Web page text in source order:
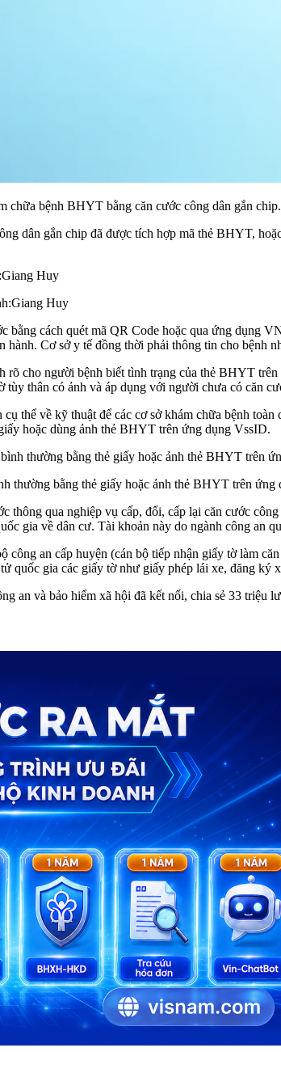
chữa bệnh BHYT bằng căn cước công dân gắn chip.
dân gắn chip đã được tích hợp mã thẻ BHYT,
Huy
bằng cách quét mã QR Code hoặc qua ứng dụng
Cơ sở y tế đồng thời phải thông tin cho bệnh
rõ cho người bệnh biết tình trạng của thẻ BHYT
thân có ảnh và áp dụng với người chưa có căn
thể về kỹ thuật để các cơ sở khám chữa bệnh
hoặc dùng ảnh thẻ BHYT trên ứng dụng VssID.
thường bằng thẻ giấy hoặc ảnh thẻ BHYT trên
qua nghiệp vụ cấp, đổi, cấp lại căn cước
gia về dân cư. Tài khoản này do ngành công an
an cấp huyện (cán bộ tiếp nhận giấy tờ làm
quốc gia các giấy tờ như giấy phép lái xe, đăng
an và bảo hiểm xã hội đã kết nối, chia sẻ 33 triệu